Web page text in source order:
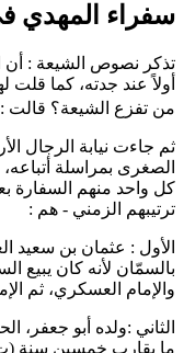
المهدي في
نصوص الشيعة : أن
عند جدته، كما قلت
تفزع الشيعة؟ قالت :
جاءت نيابة الرجال
بمراسلة أتباعه،
واحد منهم السفارة
الزمني - هم :
لأنه كان يبيع
العسكري، ثم
:ولده أبو جعفر،
يقارب خمسين سنة (ت 304-أو305ﻫ).